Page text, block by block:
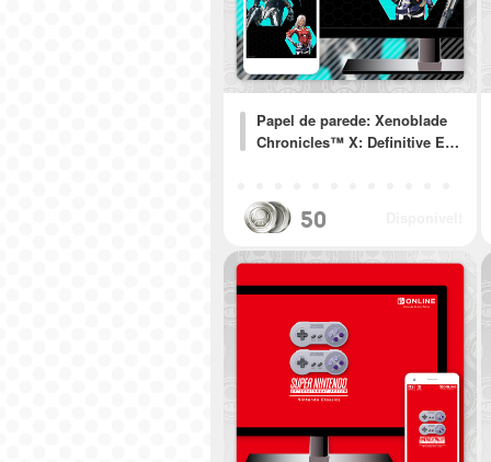
Papel de parede: Xenoblade
Chronicles™ X: Definitive E…
50